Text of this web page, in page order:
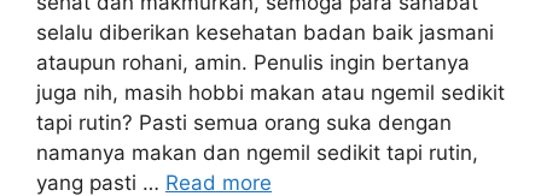
selalu diberikan kesehatan badan baik jasmani
ataupun rohani, amin. Penulis ingin bertanya
juga nih, masih hobbi makan atau ngemil sedikit
tapi rutin? Pasti semua orang suka dengan
namanya makan dan ngemil sedikit tapi rutin,
yang pasti … Read more